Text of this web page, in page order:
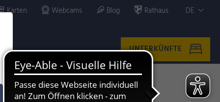
Karten Webcams Blog Rathaus DE
UNTERKÜNFTE